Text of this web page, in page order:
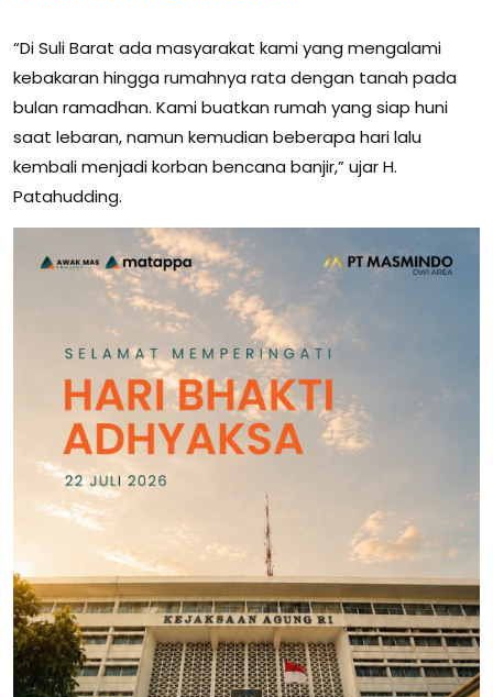
“Di Suli Barat ada masyarakat kami yang mengalami
kebakaran hingga rumahnya rata dengan tanah pada
bulan ramadhan. Kami buatkan rumah yang siap huni
saat lebaran, namun kemudian beberapa hari lalu
kembali menjadi korban bencana banjir,” ujar H.
Patahudding.